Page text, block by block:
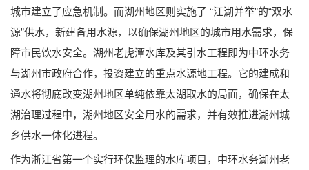
城市建立了应急机制。而湖州地区则实施了 “江湖并举”的“双水
源”供水，新建备用水源，以确保湖州地区的城市用水需求，保
障市民饮水安全。湖州老虎潭水库及其引水工程即为中环水务
与湖州市政府合作，投资建立的重点水源地工程。它的建成和
通水将彻底改变湖州地区单纯依靠太湖取水的局面，确保在太
湖治理过程中，湖州地区安全用水的需求，并有效推进湖州城
乡供水一体化进程。
作为浙江省第一个实行环保监理的水库项目，中环水务湖州老